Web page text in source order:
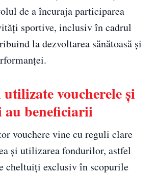
de a încuraja participarea
sportive, inclusiv în cadrul
la dezvoltarea sănătoasă și
voucherele și
au beneficiarii
vouchere vine cu reguli clare
și utilizarea fondurilor, astfel
cheltuiți exclusiv în scopurile